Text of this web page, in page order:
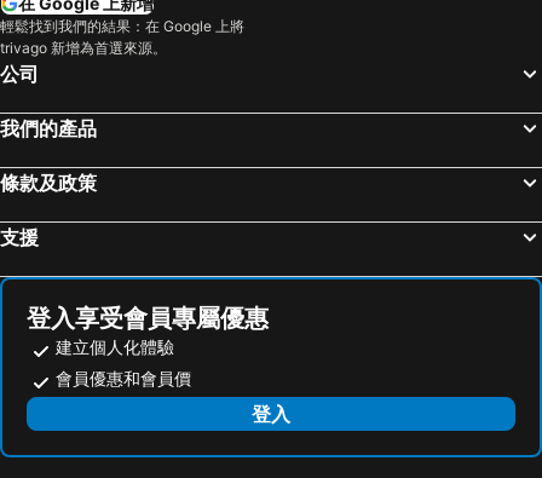
輕鬆找到我們的結果：在 Google 上將
trivago 新增為首選來源。
公司
我們的產品
條款及政策
支援
登入享受會員專屬優惠
建立個人化體驗
會員優惠和會員價
登入